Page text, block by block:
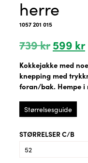
herre
1057 201 015
739kr
pris
var:
739 kr.
599 kr
Kokkejakke med
knepping med
foran/bak. Hempe i
Størrelsesguide
STØRRELSER C/B